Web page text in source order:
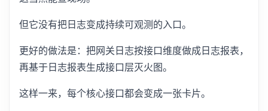
但它没有把日志变成持续可观测的入口。
更好的做法是：把网关日志按接口维度做成日志报表，
再基于日志报表生成接口层灭火图。
这样一来，每个核心接口都会变成一张卡片。